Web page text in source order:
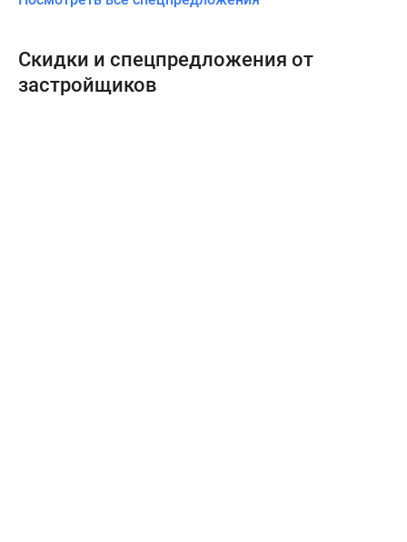
Скидки и спецпредложения от
застройщиков